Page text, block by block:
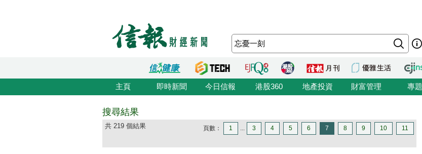
主頁 即時新聞 今日信報 港股360 地產投資 財富管理 專題
搜尋結果
共 219 個結果 頁數： 1 ... 3 4 5 6 7 8 9 10 11